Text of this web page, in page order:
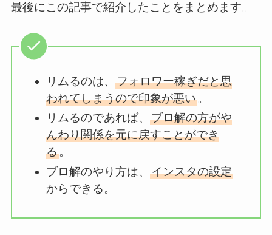
最後にこの記事で紹介したことをまとめます。
リムるのは、フォロワー稼ぎだと思
われてしまうので印象が悪い。
リムるのであれば、ブロ解の方がや
んわり関係を元に戻すことができ
る。
ブロ解のやり方は、インスタの設定
からできる。